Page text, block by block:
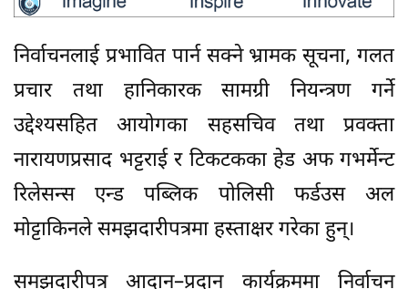
निर्वाचनलाई प्रभावित पार्न सक्ने भ्रामक सूचना, गलत
प्रचार तथा हानिकारक सामग्री नियन्त्रण गर्ने
उद्देश्यसहित आयोगका सहसचिव तथा प्रवक्ता
नारायणप्रसाद भट्टराई र टिकटकका हेड अफ गभर्मेन्ट
रिलेसन्स एन्ड पब्लिक पोलिसी फर्डउस अल
मोट्टाकिनले समझदारीपत्रमा हस्ताक्षर गरेका हुन्।
समझदारीपत्र आदान–प्रदान कार्यक्रममा निर्वाचन